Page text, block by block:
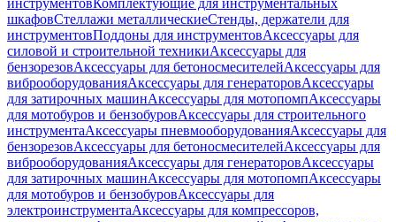
инструментовКомплектующие для инструментальных
шкафовСтеллажи металлическиеСтенды, держатели для
инструментовПоддоны для инструментовАксессуары для
силовой и строительной техникиАксессуары для
бензорезовАксессуары для бетоносмесителейАксессуары для
виброоборудованияАксессуары для генераторовАксессуары
для затирочных машинАксессуары для мотопомпАксессуары
для мотобуров и бензобуровАксессуары для строительного
инструментаАксессуары пневмооборудованияАксессуары для
бензорезовАксессуары для бетоносмесителейАксессуары для
виброоборудованияАксессуары для генераторовАксессуары
для затирочных машинАксессуары для мотопомпАксессуары
для мотобуров и бензобуровАксессуары для
электроинструментаАксессуары для компрессоров,